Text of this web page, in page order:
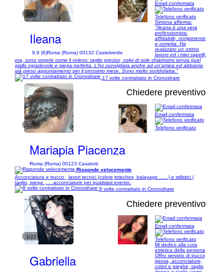
1/9
Ileana
9,9 (6)Roma (Roma) 00132 Castelverde
Email confermata
Telefono verificato
Simona afferma:
"Ileana è una vera
professionista:
affidabile, competente
e corretta. Ha
realizzato un ottimo
lavoro ed i miei capelli,
ora, sono proprio come li volevo: taglio preciso, colpi di sole chiarissimi senza quel
giallo sgradevole e piega perfetta. L'ho consigliata anche ad un'amica ed abbiamo
già preso appuntamento per il prossimo mese. Sono molto soddisfatta."
17 volte contrattato in Cronoshare
1/28
Chiedere preventivo
Mariapia Piacenza
Roma (Roma) 00123 Casalotti
Email confermata
Telefono verificato
Risponde velocemente
Acconciatura e trucco , lavori tecnici (colore,tmeches, balayage ......) e stilistici (
taglio, piega ,.....acconciature per qualsiasi evento.
8 volte contrattato in Cronoshare
1/22
Chiedere preventivo
Gabriella
Email confermata
Telefono verificato
Mi dedico alla cura
estetica della persona
Offro servizio di trucco
sposa, acconciature,
colori e pieghe, taglio